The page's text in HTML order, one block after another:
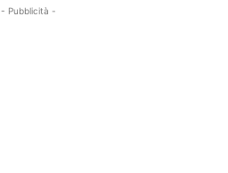
- Pubblicità -